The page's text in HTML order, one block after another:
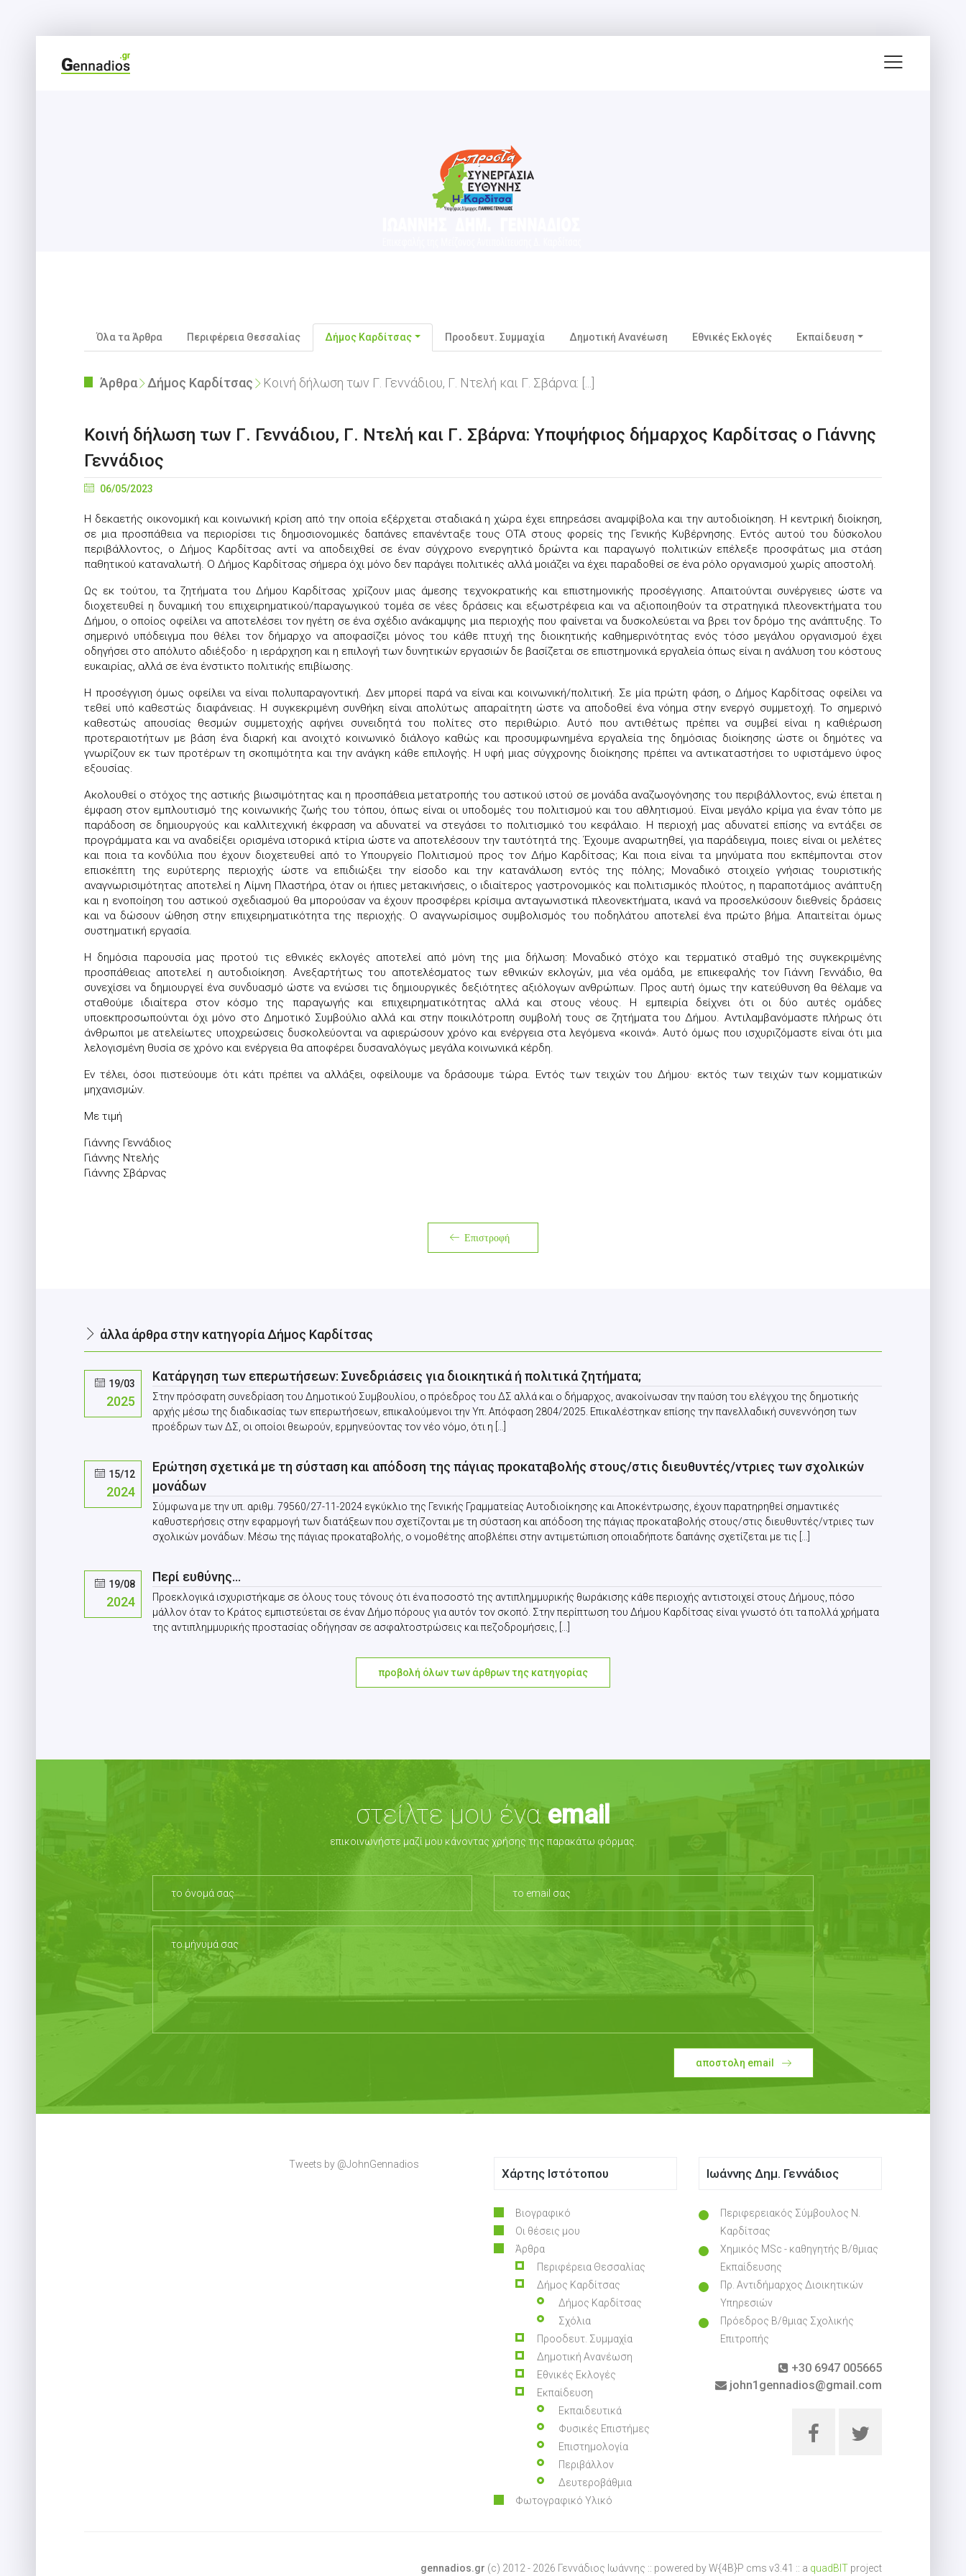
Όλα τα Άρθρα Περιφέρεια Θεσσαλίας Δήμος Καρδίτσας Προοδευτ. Συμμαχία Δημοτική Ανανέωση Εθνικές Εκλογές Εκπαίδευση
Άρθρα Δήμος Καρδίτσας Κοινή δήλωση των Γ. Γεννάδιου, Γ. Ντελή και Γ. Σβάρνα: [...]
Κοινή δήλωση των Γ. Γεννάδιου, Γ. Ντελή και Γ. Σβάρνα: Υποψήφιος δήμαρχος Καρδίτσας ο Γιάννης
Γεννάδιος
06/05/2023
Η δεκαετής οικονομική και κοινωνική κρίση από την οποία εξέρχεται σταδιακά η χώρα έχει επηρεάσει αναμφίβολα και την αυτοδιοίκηση. Η κεντρική διοίκηση,
σε μια προσπάθεια να περιορίσει τις δημοσιονομικές δαπάνες επανένταξε τους ΟΤΑ στους φορείς της Γενικής Κυβέρνησης. Εντός αυτού του δύσκολου
περιβάλλοντος, ο Δήμος Καρδίτσας αντί να αποδειχθεί σε έναν σύγχρονο ενεργητικό δρώντα και παραγωγό πολιτικών επέλεξε προσφάτως μια στάση
παθητικού καταναλωτή. Ο Δήμος Καρδίτσας σήμερα όχι μόνο δεν παράγει πολιτικές αλλά μοιάζει να έχει παραδοθεί σε ένα ρόλο οργανισμού χωρίς αποστολή.
Ως εκ τούτου, τα ζητήματα του Δήμου Καρδίτσας χρίζουν μιας άμεσης τεχνοκρατικής και επιστημονικής προσέγγισης. Απαιτούνται συνέργειες ώστε να
διοχετευθεί η δυναμική του επιχειρηματικού/παραγωγικού τομέα σε νέες δράσεις και εξωστρέφεια και να αξιοποιηθούν τα στρατηγικά πλεονεκτήματα του
Δήμου, ο οποίος οφείλει να αποτελέσει τον ηγέτη σε ένα σχέδιο ανάκαμψης μια περιοχής που φαίνεται να δυσκολεύεται να βρει τον δρόμο της ανάπτυξης. Το
σημερινό υπόδειγμα που θέλει τον δήμαρχο να αποφασίζει μόνος του κάθε πτυχή της διοικητικής καθημερινότητας ενός τόσο μεγάλου οργανισμού έχει
οδηγήσει στο απόλυτο αδιέξοδο· η ιεράρχηση και η επιλογή των δυνητικών εργασιών δε βασίζεται σε επιστημονικά εργαλεία όπως είναι η ανάλυση του κόστους
ευκαιρίας, αλλά σε ένα ένστικτο πολιτικής επιβίωσης.
Η προσέγγιση όμως οφείλει να είναι πολυπαραγοντική. Δεν μπορεί παρά να είναι και κοινωνική/πολιτική. Σε μία πρώτη φάση, ο Δήμος Καρδίτσας οφείλει να
τεθεί υπό καθεστώς διαφάνειας. Η συγκεκριμένη συνθήκη είναι απολύτως απαραίτητη ώστε να αποδοθεί ένα νόημα στην ενεργό συμμετοχή. Το σημερινό
καθεστώς απουσίας θεσμών συμμετοχής αφήνει συνειδητά του πολίτες στο περιθώριο. Αυτό που αντιθέτως πρέπει να συμβεί είναι η καθιέρωση
προτεραιοτήτων με βάση ένα διαρκή και ανοιχτό κοινωνικό διάλογο καθώς και προσυμφωνημένα εργαλεία της δημόσιας διοίκησης ώστε οι δημότες να
γνωρίζουν εκ των προτέρων τη σκοπιμότητα και την ανάγκη κάθε επιλογής. Η υφή μιας σύγχρονης διοίκησης πρέπει να αντικαταστήσει το υφιστάμενο ύφος
εξουσίας.
Ακολουθεί ο στόχος της αστικής βιωσιμότητας και η προσπάθεια μετατροπής του αστικού ιστού σε μονάδα αναζωογόνησης του περιβάλλοντος, ενώ έπεται η
έμφαση στον εμπλουτισμό της κοινωνικής ζωής του τόπου, όπως είναι οι υποδομές του πολιτισμού και του αθλητισμού. Είναι μεγάλο κρίμα για έναν τόπο με
παράδοση σε δημιουργούς και καλλιτεχνική έκφραση να αδυνατεί να στεγάσει το πολιτισμικό του κεφάλαιο. Η περιοχή μας αδυνατεί επίσης να εντάξει σε
προγράμματα και να αναδείξει ορισμένα ιστορικά κτίρια ώστε να αποτελέσουν την ταυτότητά της. Έχουμε αναρωτηθεί, για παράδειγμα, ποιες είναι οι μελέτες
και ποια τα κονδύλια που έχουν διοχετευθεί από το Υπουργείο Πολιτισμού προς τον Δήμο Καρδίτσας; Και ποια είναι τα μηνύματα που εκπέμπονται στον
επισκέπτη της ευρύτερης περιοχής ώστε να επιδιώξει την είσοδο και την κατανάλωση εντός της πόλης; Μοναδικό στοιχείο γνήσιας τουριστικής
αναγνωρισιμότητας αποτελεί η Λίμνη Πλαστήρα, όταν οι ήπιες μετακινήσεις, ο ιδιαίτερος γαστρονομικός και πολιτισμικός πλούτος, η παραποτάμιος ανάπτυξη
και η ενοποίηση του αστικού σχεδιασμού θα μπορούσαν να έχουν προσφέρει κρίσιμα ανταγωνιστικά πλεονεκτήματα, ικανά να προσελκύσουν διεθνείς δράσεις
και να δώσουν ώθηση στην επιχειρηματικότητα της περιοχής. Ο αναγνωρίσιμος συμβολισμός του ποδηλάτου αποτελεί ένα πρώτο βήμα. Απαιτείται όμως
συστηματική εργασία.
Η δημόσια παρουσία μας προτού τις εθνικές εκλογές αποτελεί από μόνη της μια δήλωση: Μοναδικό στόχο και τερματικό σταθμό της συγκεκριμένης
προσπάθειας αποτελεί η αυτοδιοίκηση. Ανεξαρτήτως του αποτελέσματος των εθνικών εκλογών, μια νέα ομάδα, με επικεφαλής τον Γιάννη Γεννάδιο, θα
συνεχίσει να δημιουργεί ένα συνδυασμό ώστε να ενώσει τις δημιουργικές δεξιότητες αξιόλογων ανθρώπων. Προς αυτή όμως την κατεύθυνση θα θέλαμε να
σταθούμε ιδιαίτερα στον κόσμο της παραγωγής και επιχειρηματικότητας αλλά και στους νέους. Η εμπειρία δείχνει ότι οι δύο αυτές ομάδες
υποεκπροσωπούνται όχι μόνο στο Δημοτικό Συμβούλιο αλλά και στην ποικιλότροπη συμβολή τους σε ζητήματα του Δήμου. Αντιλαμβανόμαστε πλήρως ότι
άνθρωποι με ατελείωτες υποχρεώσεις δυσκολεύονται να αφιερώσουν χρόνο και ενέργεια στα λεγόμενα «κοινά». Αυτό όμως που ισχυριζόμαστε είναι ότι μια
λελογισμένη θυσία σε χρόνο και ενέργεια θα αποφέρει δυσαναλόγως μεγάλα κοινωνικά κέρδη.
Εν τέλει, όσοι πιστεύουμε ότι κάτι πρέπει να αλλάξει, οφείλουμε να δράσουμε τώρα. Εντός των τειχών του Δήμου· εκτός των τειχών των κομματικών
μηχανισμών.
Με τιμή
Γιάννης Γεννάδιος
Γιάννης Ντελής
Γιάννης Σβάρνας
Επιστροφή
άλλα άρθρα στην κατηγορία Δήμος Καρδίτσας
19/03
2025
Κατάργηση των επερωτήσεων: Συνεδριάσεις για διοικητικά ή πολιτικά ζητήματα;
Στην πρόσφατη συνεδρίαση του Δημοτικού Συμβουλίου, ο πρόεδρος του ΔΣ αλλά και ο δήμαρχος, ανακοίνωσαν την παύση του ελέγχου της δημοτικής
αρχής μέσω της διαδικασίας των επερωτήσεων, επικαλούμενοι την Υπ. Απόφαση 2804/2025. Επικαλέστηκαν επίσης την πανελλαδική συνεννόηση των
προέδρων των ΔΣ, οι οποίοι θεωρούν, ερμηνεύοντας τον νέο νόμο, ότι η [...]
15/12
2024
Ερώτηση σχετικά με τη σύσταση και απόδοση της πάγιας προκαταβολής στους/στις διευθυντές/ντριες των σχολικών
μονάδων
Σύμφωνα με την υπ. αριθμ. 79560/27-11-2024 εγκύκλιο της Γενικής Γραμματείας Αυτοδιοίκησης και Αποκέντρωσης, έχουν παρατηρηθεί σημαντικές
καθυστερήσεις στην εφαρμογή των διατάξεων που σχετίζονται με τη σύσταση και απόδοση της πάγιας προκαταβολής στους/στις διευθυντές/ντριες των
σχολικών μονάδων. Μέσω της πάγιας προκαταβολής, ο νομοθέτης αποβλέπει στην αντιμετώπιση οποιαδήποτε δαπάνης σχετίζεται με τις [...]
19/08
2024
Περί ευθύνης…
Προεκλογικά ισχυριστήκαμε σε όλους τους τόνους ότι ένα ποσοστό της αντιπλημμυρικής θωράκισης κάθε περιοχής αντιστοιχεί στους Δήμους, πόσο
μάλλον όταν το Κράτος εμπιστεύεται σε έναν Δήμο πόρους για αυτόν τον σκοπό. Στην περίπτωση του Δήμου Καρδίτσας είναι γνωστό ότι τα πολλά χρήματα
της αντιπλημμυρικής προστασίας οδήγησαν σε ασφαλτοστρώσεις και πεζοδρομήσεις, [...]
προβολή όλων των άρθρων της κατηγορίας
στείλτε μου έναemail
επικοινωνήστε μαζί μου κάνοντας χρήσης της παρακάτω φόρμας.
αποστολη email
Tweets by @JohnGennadios
Χάρτης Ιστότοπου
Βιογραφικό
Οι θέσεις μου
Άρθρα
Περιφέρεια Θεσσαλίας
Δήμος Καρδίτσας
Δήμος Καρδίτσας
Σχόλια
Προοδευτ. Συμμαχία
Δημοτική Ανανέωση
Εθνικές Εκλογές
Εκπαίδευση
Εκπαιδευτικά
Φυσικές Επιστήμες
Επιστημολογία
Περιβάλλον
Δευτεροβάθμια
Φωτογραφικό Υλικό
Ιωάννης Δημ. Γεννάδιος
Περιφερειακός Σύμβουλος Ν.
Καρδίτσας
Χημικός MSc - καθηγητής Β/θμιας
Εκπαίδευσης
Πρ. Αντιδήμαρχος Διοικητικών
Υπηρεσιών
Πρόεδρος Β/θμιας Σχολικής
Επιτροπής
+30 6947 005665
john1gennadios@gmail.com
gennadios.gr (c) 2012 - 2026 Γεννάδιος Ιωάννης :: powered by W{4B}P cms v3.41 :: a quadBIT project